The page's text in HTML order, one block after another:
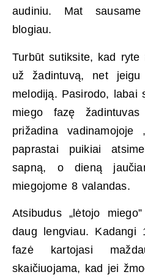
audiniu. Mat
blogiau.
Turbūt sutiksite, kad ryte
už žadintuvą, net jeigu
melodiją. Pasirodo, labai
miego fazę
prižadina vadinamojoje
paprastai puikiai
sapną, o dieną
miegojome 8 valandas.
Atsibudus „lėtojo
daug lengviau. Kadangi
fazė kartojasi
skaičiuojama, kad jei